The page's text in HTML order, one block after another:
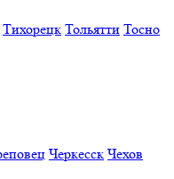
Тихорецк Тольятти Тосно
Черкесск Чехов